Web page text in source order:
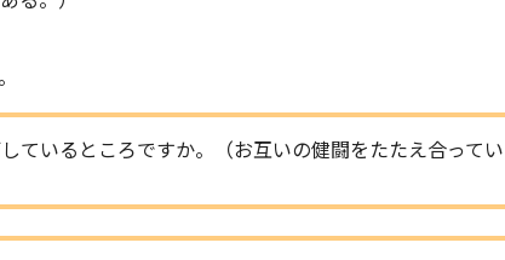
ているところですか。（お互いの健闘をたたえ合ってい